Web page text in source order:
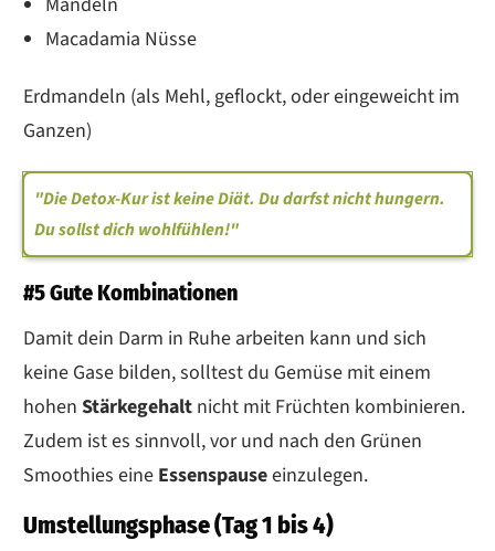
Macadamia Nüsse
Erdmandeln (als Mehl, geflockt, oder eingeweicht im
Ganzen)
"Die Detox-Kur ist keine Diät. Du darfst nicht hungern.
Du sollst dich wohlfühlen!"
#5 Gute Kombinationen
Damit dein Darm in Ruhe arbeiten kann und sich
keine Gase bilden, solltest du Gemüse mit einem
hohen Stärkegehalt nicht mit Früchten kombinieren.
Zudem ist es sinnvoll, vor und nach den Grünen
Smoothies eine Essenspauseeinzulegen.
Umstellungsphase (Tag 1 bis 4)